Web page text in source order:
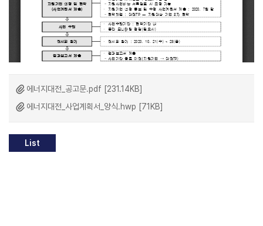
에너지대전_공고문.pdf [231.14KB]
에너지대전_사업계획서_양식.hwp [71KB]
List